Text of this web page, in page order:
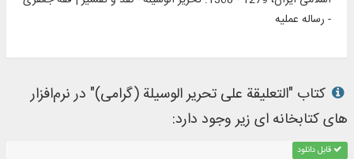
- رساله عملیه
کتاب "التعلیقة علی تحریر الوسیلة (گرامی)" در نرم‌افزار
های کتابخانه ای زیر وجود دارد:
قابل دانلود